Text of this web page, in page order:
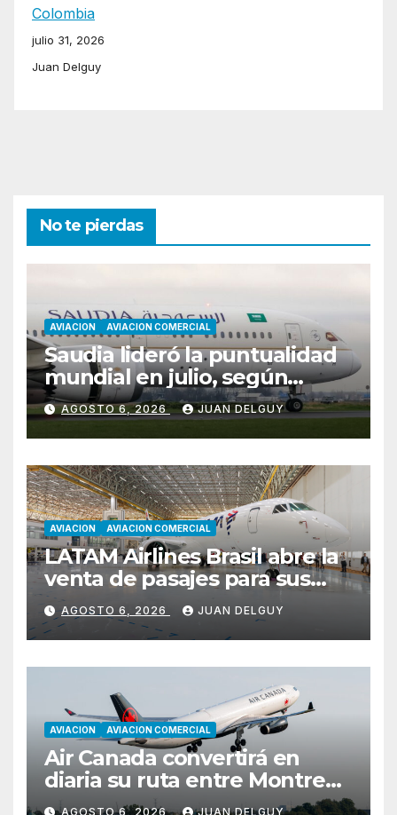
Colombia
julio 31, 2026
Juan Delguy
No te pierdas
AVIACION AVIACION COMERCIAL
Saudia lideró la puntualidad
mundial en julio, según
Cirium
AGOSTO 6, 2026 JUAN DELGUY
AVIACION AVIACION COMERCIAL
LATAM Airlines Brasil abre la
venta de pasajes para sus
nuevos Embraer E195-E2 y
anuncia la expansión de su
red
AGOSTO 6, 2026 JUAN DELGUY
AVIACION AVIACION COMERCIAL
Air Canada convertirá en
diaria su ruta entre Montreal
y Ciudad de Guatemala
AGOSTO 6, 2026 JUAN DELGUY